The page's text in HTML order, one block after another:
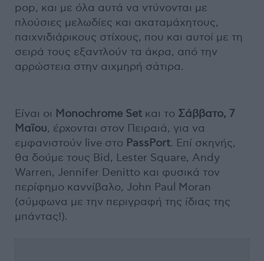
pop, και με όλα αυτά να ντύνονται με
πλούσιες μελωδίες και ακαταμάχητους,
παιχνιδιάρικους στίχους, που και αυτοί με τη
σειρά τους εξαντλούν τα άκρα, από την
αρρώστεια στην αιχμηρή σάτιρα.
Είναι οι Monochrome Set και το Σάββατο, 7
Μαϊου, έρχονται στον Πειραιά, για να
εμφανιστούν live στο PassPort. Επί σκηνής,
θα δούμε τους Bid, Lester Square, Andy
Warren, Jennifer Denitto και φυσικά τον
περίφημο καννίβαλο, John Paul Moran
(σύμφωνα με την περιγραφή της ίδιας της
μπάντας!).